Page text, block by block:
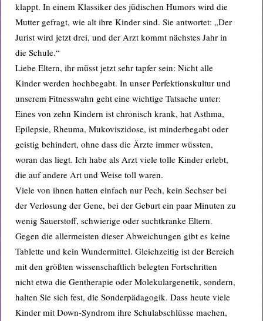
klappt. In einem Klassiker des jüdischen Humors wird die
Mutter gefragt, wie alt ihre Kinder sind. Sie antwortet: „Der
Jurist wird jetzt drei, und der Arzt kommt nächstes Jahr in
die Schule.“
Liebe Eltern, ihr müsst jetzt sehr tapfer sein: Nicht alle
Kinder werden hochbegabt. In unser Perfektionskultur und
unserem Fitnesswahn geht eine wichtige Tatsache unter:
Eines von zehn Kindern ist chronisch krank, hat Asthma,
Epilepsie, Rheuma, Mukoviszidose, ist minderbegabt oder
geistig behindert, ohne dass die Ärzte immer wüssten,
woran das liegt. Ich habe als Arzt viele tolle Kinder erlebt,
die auf andere Art und Weise toll waren.
Viele von ihnen hatten einfach nur Pech, kein Sechser bei
der Verlosung der Gene, bei der Geburt ein paar Minuten zu
wenig Sauerstoff, schwierige oder suchtkranke Eltern.
Gegen die allermeisten dieser Abweichungen gibt es keine
Tablette und kein Wundermittel. Gleichzeitig ist der Bereich
mit den größten wissenschaftlich belegten Fortschritten
nicht etwa die Gentherapie oder Molekulargenetik, sondern,
halten Sie sich fest, die Sonderpädagogik. Dass heute viele
Kinder mit Down-Syndrom ihre Schulabschlüsse machen,